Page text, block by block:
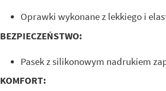
Oprawki wykonane z lekkiego i
BEZPIECZEŃSTWO:
Pasek z silikonowym nadrukiem
KOMFORT: